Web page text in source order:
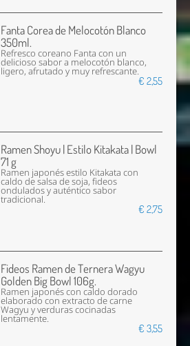
Fanta Corea de Melocotón Blanco
350ml.
Refresco coreano Fanta con un
delicioso sabor a melocotón blanco,
ligero, afrutado y muy refrescante.
€ 2,55
Ramen Shoyu | Estilo Kitakata | Bowl
71 g
Ramen japonés estilo Kitakata con
caldo de salsa de soja, fideos
ondulados y auténtico sabor
tradicional.
€ 2,75
Fideos Ramen de Ternera Wagyu
Golden Big Bowl 106g.
Ramen japonés con caldo dorado
elaborado con extracto de carne
Wagyu y verduras cocinadas
lentamente.
€ 3,55